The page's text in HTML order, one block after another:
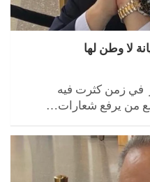
لا وطن لها
في زمن كثرت فيه
من يرفع شعارات…